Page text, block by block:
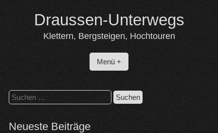
content
Draussen-Unterwegs
Klettern, Bergsteigen, Hochtouren
Menü +
Suchen
nach:
Neueste Beiträge